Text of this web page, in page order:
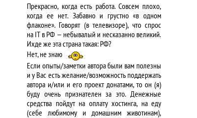
Прекрасно, когда есть работа. Совсем плохо,
когда ее нет. Забавно и грустно «в одном
флаконе». Говорят (в телевизоре), что спрос
на IT в РФ — небывалый и несказанно великий.
Ихде же эта страна такая: РФ?
Нет, не знаю
Если опыты/заметки автора были вам полезны
и у Вас есть желание/возможность поддержать
автора и/или и его проект донатами, то он (я)
буду очень признателен за это. Денежные
средства пойдут на оплату хостинга, на еду
(себе любимому и домашним животинам),